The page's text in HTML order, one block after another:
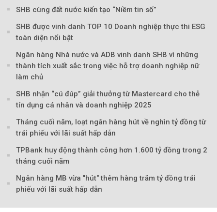
SHB cùng đất nước kiến tạo “Niềm tin số”
SHB được vinh danh TOP 10 Doanh nghiệp thực thi ESG
toàn diện nổi bật
Ngân hàng Nhà nước và ADB vinh danh SHB vì những
thành tích xuất sắc trong việc hỗ trợ doanh nghiệp nữ
làm chủ
SHB nhận “cú đúp” giải thưởng từ Mastercard cho thẻ
tín dụng cá nhân và doanh nghiệp 2025
Tháng cuối năm, loạt ngân hàng hút về nghìn tỷ đồng từ
trái phiếu với lãi suất hấp dẫn
TPBank huy động thành công hơn 1.600 tỷ đồng trong 2
tháng cuối năm
Ngân hàng MB vừa "hút" thêm hàng trăm tỷ đồng trái
phiếu với lãi suất hấp dẫn